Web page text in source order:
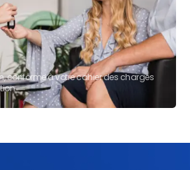
conforme à votre cahier des charges